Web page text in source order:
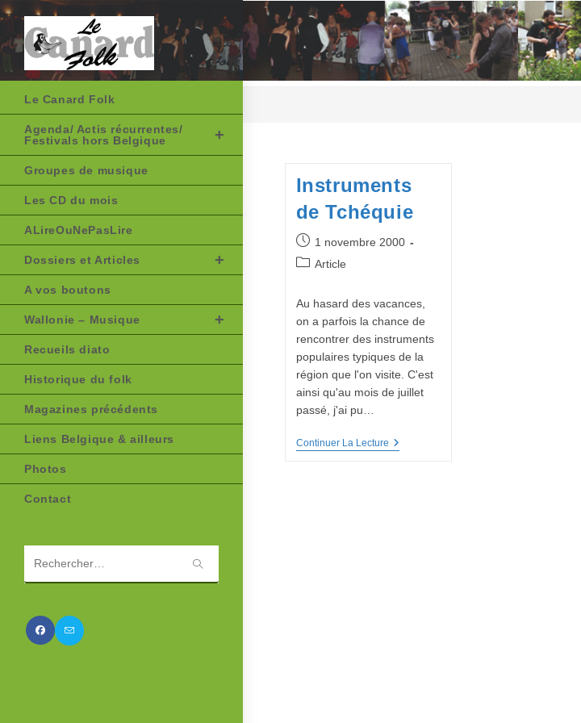
to
content
Le Canard Folk
Agenda/ Actis récurrentes/
Festivals hors Belgique
Groupes de musique
Les CD du mois
ALireOuNePasLire
Dossiers et Articles
A vos boutons
Wallonie – Musique
Recueils diato
Historique du folk
Magazines précédents
Liens Belgique & ailleurs
Photos
Contact
Rechercher
sur
site
Instruments
de Tchéquie
Publication
publiée :
1 novembre 2000
PostArticle
Au hasard des vacances,
on a parfois la chance de
rencontrer des instruments
populaires typiques de la
région que l'on visite. C'est
ainsi qu'au mois de juillet
passé, j'ai pu…
Continuer La LectureInstruments